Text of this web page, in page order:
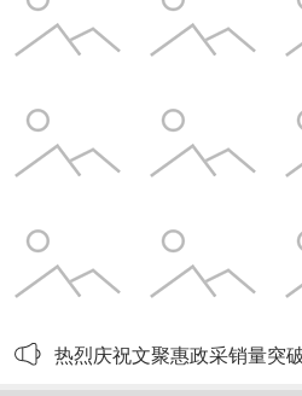
热烈庆祝文聚惠政采销量突